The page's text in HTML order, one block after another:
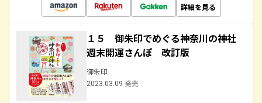
詳細を見る
１５ 御朱印でめぐる神奈川の神社
週末開運さんぽ 改訂版
御朱印
2023.03.09 発売